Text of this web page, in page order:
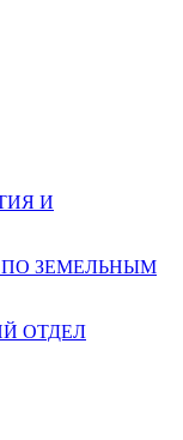
И
ЗЕМЕЛЬНЫМ
ОТДЕЛ